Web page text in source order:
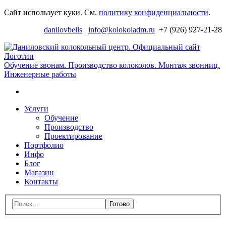
Перейти
Сайт использует куки. См. политику конфиденциальности.
danilovbells
info@kolokoladm.ru +7 (926) 927-21-28
Обучение звонам. Производство колоколов. Монтаж звонниц.
Инженерные работы
Перейти
содержимому
Услуги
Обучение
Производство
Проектирование
Портфолио
Инфо
Блог
Магазин
Контакты
Меню
Поиск: